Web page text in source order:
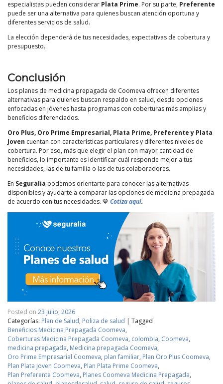
especialistas pueden considerar Plata Prime. Por su parte, Preferente
puede ser una alternativa para quienes buscan atención oportuna y
diferentes servicios de salud.
La elección dependerá de tus necesidades, expectativas de cobertura y
presupuesto.
Conclusión
Los planes de medicina prepagada de Coomeva ofrecen diferentes
alternativas para quienes buscan respaldo en salud, desde opciones
enfocadas en jóvenes hasta programas con coberturas más amplias y
beneficios diferenciados.
Oro Plus, Oro Prime Empresarial, Plata Prime, Preferente y Plata
Joven cuentan con características particulares y diferentes niveles de
cobertura. Por eso, más que elegir el plan con mayor cantidad de
beneficios, lo importante es identificar cuál responde mejor a tus
necesidades, las de tu familia o las de tus colaboradores.
En Seguralia podemos orientarte para conocer las alternativas
disponibles y ayudarte a comparar las opciones de medicina prepagada
de acuerdo con tus necesidades. 💙 Cotiza aquí.
Posted on 23 julio, 2026
Categorías: Plan de Salud, Poliza de salud | Tagged
Beneficios Medicina Prepagada Coomeva,
Coberturas Medicina Prepagada Coomeva, colombia, Coomeva,
medicina prepagada, Medicina prepagada Coomeva,
Oro Prime Empresarial Coomeva, plan familiar, Plan Oro Plus Coomeva,
Plan Plata Joven Coomeva, Plan Plata Prime Coomeva,
Plan Preferente Coomeva, Planes Coomeva Medicina Prepagada,